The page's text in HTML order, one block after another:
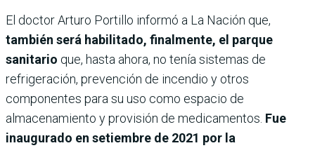
El doctor Arturo Portillo informó a La Nación que,
también será habilitado, finalmente, el parque
sanitario que, hasta ahora, no tenía sistemas de
refrigeración, prevención de incendio y otros
componentes para su uso como espacio de
almacenamiento y provisión de medicamentos. Fue
inaugurado en setiembre de 2021 por la